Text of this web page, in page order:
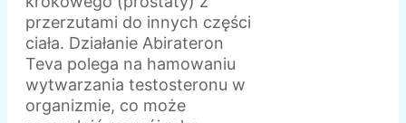
przerzutami do innych części
ciała. Działanie Abirateron
Teva polega na hamowaniu
wytwarzania testosteronu w
organizmie, co może